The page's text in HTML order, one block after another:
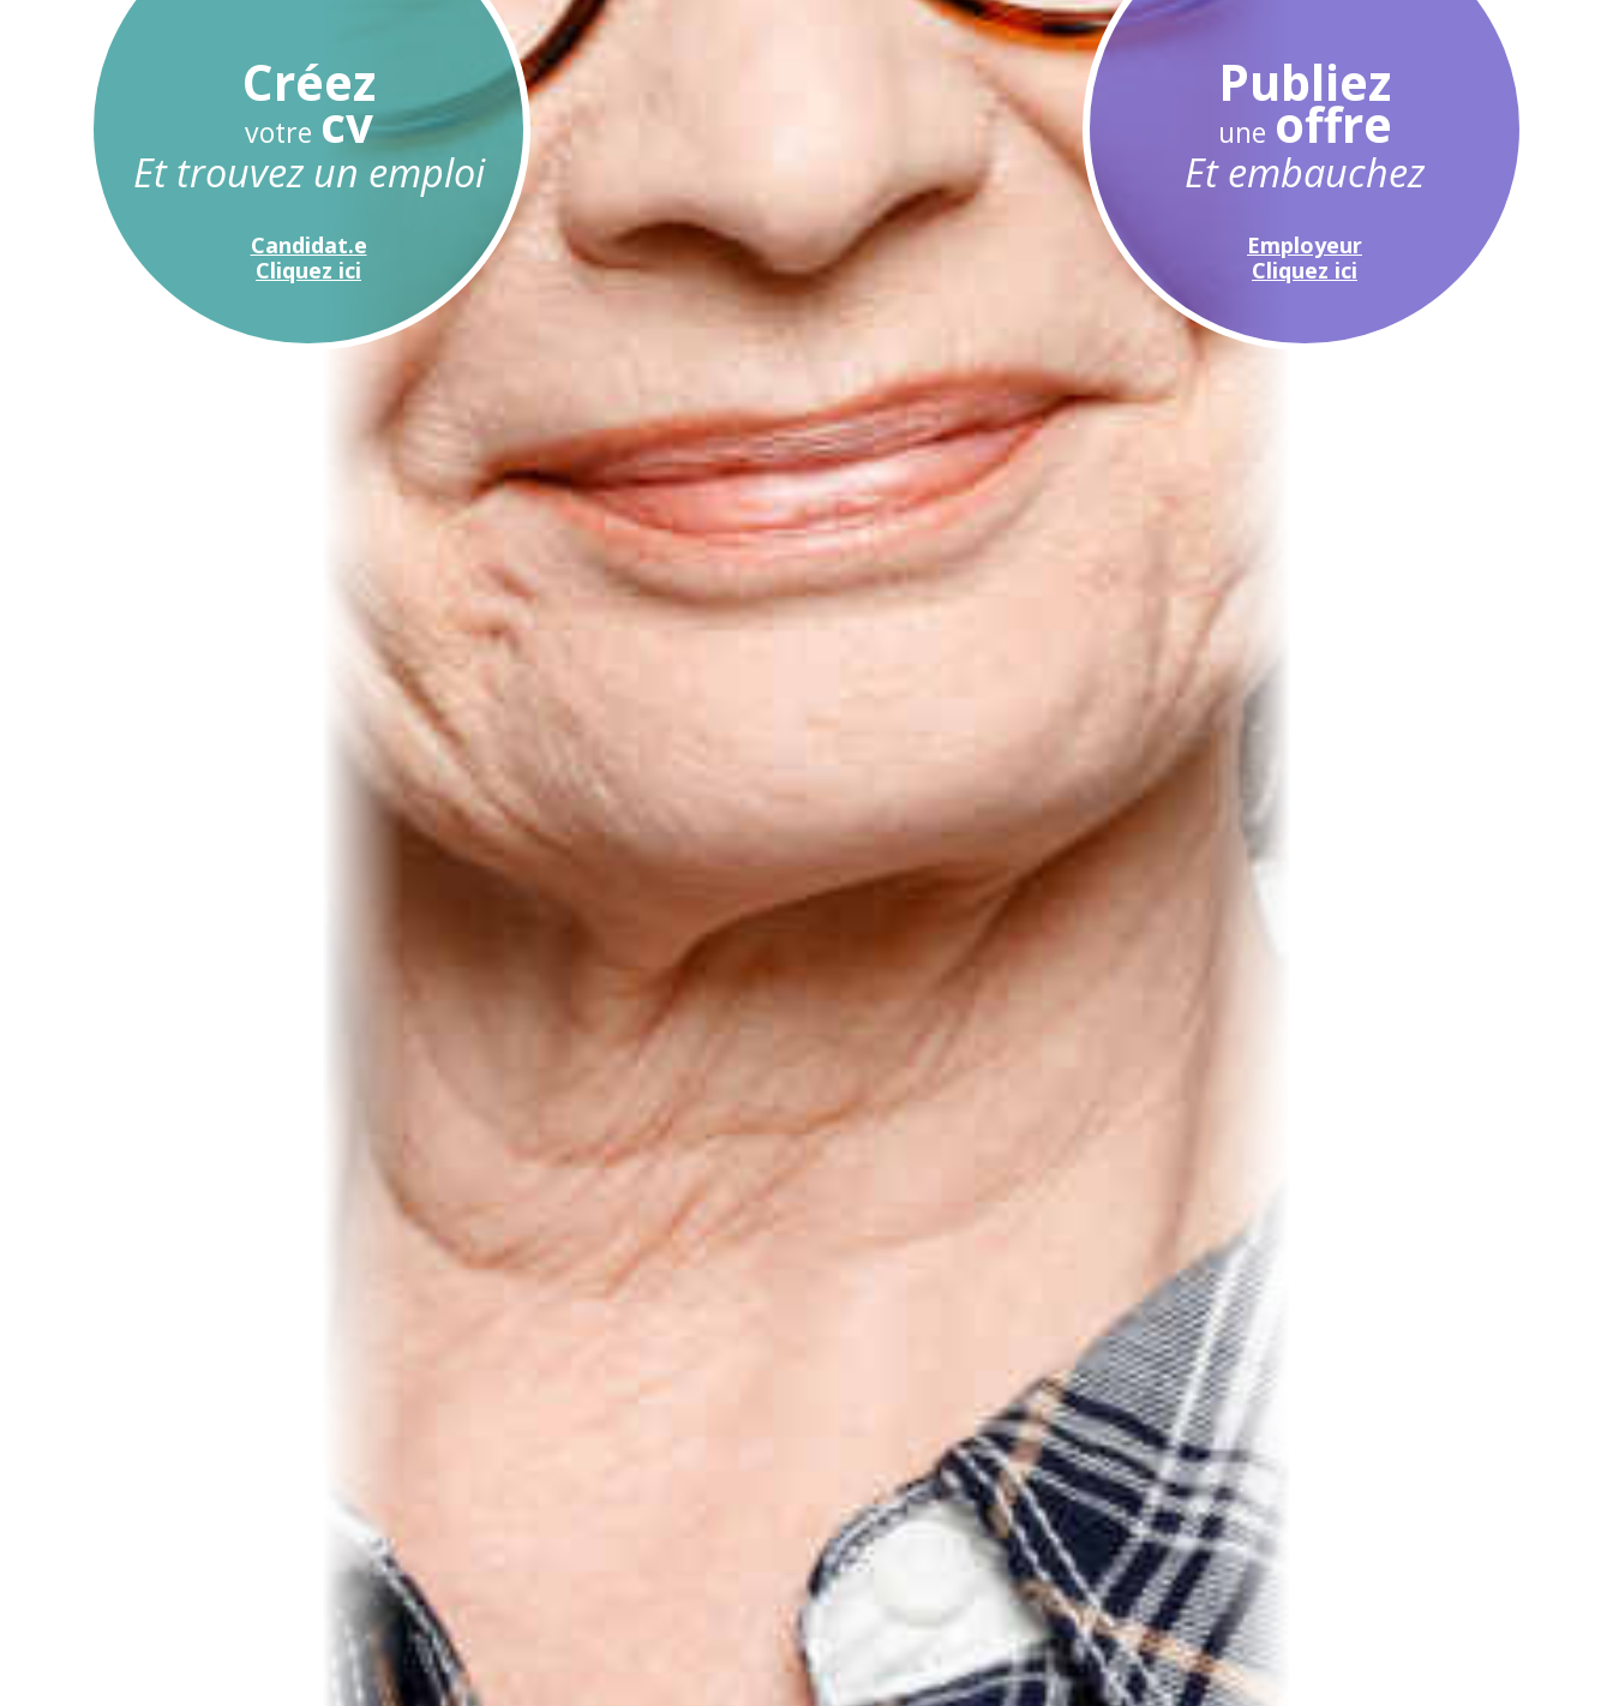
Créez
votre cv
Et trouvez un emploi
Candidat.e
Cliquez ici
Publiez
une offre
Et embauchez
Employeur
Cliquez ici